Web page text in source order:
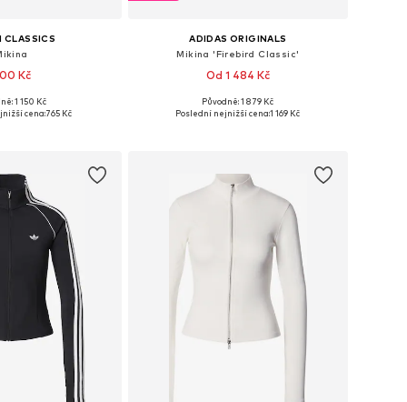
CLASSICS
Kč
+ 5
XS, S, M, L, XL
1 150 Kč
cena:765 Kč
ADIDAS ORIGINALS
Mikina 'Firebird Classic'
Od 1 484 Kč
Dostupné v mnoha velikostech
Původně: 1 879 Kč
Poslední nejnižší cena:1 169 Kč